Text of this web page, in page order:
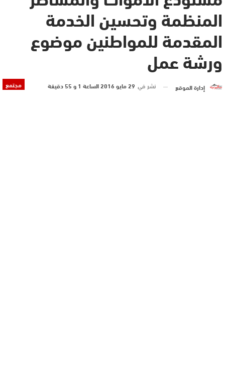
المنظمة وتحسين الخدمة
المقدمة للمواطنين موضوع
ورشة عمل
مجتمع إدارة الموقع نشر في 29 مايو 2016 الساعة 1 و 55 دقيقة